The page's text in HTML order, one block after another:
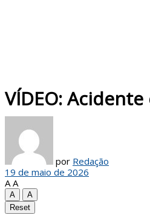
VÍDEO:
por Redação
19 de maio de 2026
A A
A
A
Reset